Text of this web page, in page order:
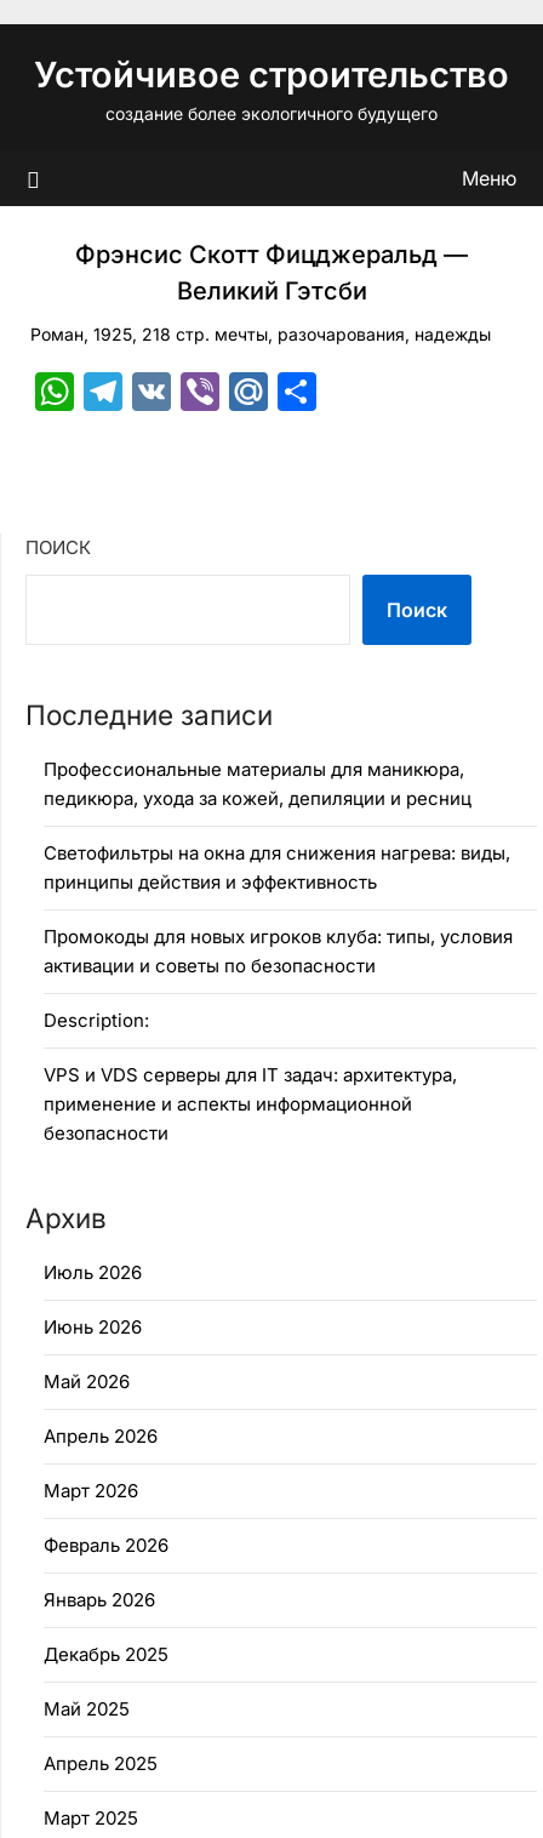
содержимому
Устойчивое строительство
создание более экологичного будущего
Меню
Фрэнсис Скотт Фицджеральд —
Великий Гэтсби
Роман, 1925, 218 стр. мечты, разочарования, надежды
WhatsApp
Telegram
VK ViberMail.Ru
ПОИСК
Поиск
Последние записи
Профессиональные материалы для маникюра,
педикюра, ухода за кожей, депиляции и ресниц
Светофильтры на окна для снижения нагрева: виды,
принципы действия и эффективность
Промокоды для новых игроков клуба: типы, условия
активации и советы по безопасности
Description:
VPS и VDS серверы для IT задач: архитектура,
применение и аспекты информационной
безопасности
Архив
Июль 2026
Июнь 2026
Май 2026
Апрель 2026
Март 2026
Февраль 2026
Январь 2026
Декабрь 2025
Май 2025
Апрель 2025
Март 2025